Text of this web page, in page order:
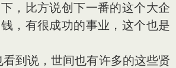
，比方说创下一番的这个大企
，有很成功的事业，这个也是
说，世间也有许多的这些贤